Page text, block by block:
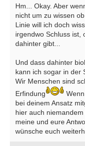
Hm... Okay. Aber
nicht um zu wissen
Linie will ich doch
irgendwo Schluss ist,
dahinter gibt...
Und dass dahinter
kann ich sogar in der
Wir Menschen sind
Erfindung
bei deinem Ansatz
hier auch
meine und eure
wünsche euch